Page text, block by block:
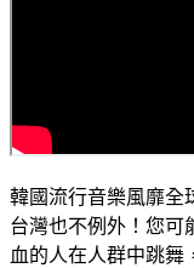
韓國流行音樂風靡全
台灣也不例外！您可
血的人在人群中跳舞